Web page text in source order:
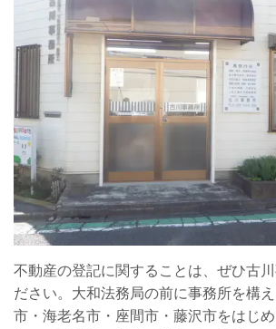
不動産の登記に関することは、ぜひ古
ださい。大和法務局の前に事務所を構
市・海老名市・座間市・藤沢市をはじ